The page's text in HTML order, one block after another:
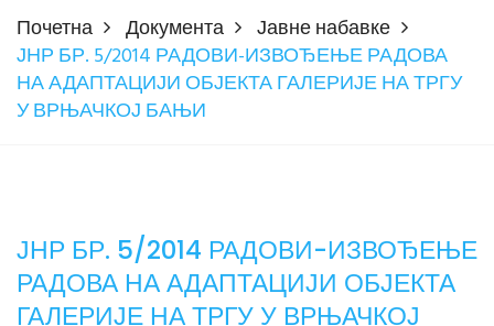
Почетна Документа
Јавне набавке
ЈНР БР. 5/2014 РАДОВИ-ИЗВОЂЕЊЕ РАДОВА
НА АДАПТАЦИЈИ ОБЈЕКТА ГАЛЕРИЈЕ НА ТРГУ
У ВРЊАЧКОЈ БАЊИ
ЈНР БР. 5/2014 РАДОВИ-ИЗВОЂЕЊЕ
РАДОВА НА АДАПТАЦИЈИ ОБЈЕКТА
ГАЛЕРИЈЕ НА ТРГУ У ВРЊАЧКОЈ